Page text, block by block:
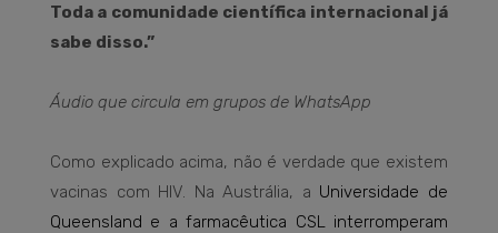
Toda a comunidade científica internacional já
sabe disso.”
Áudio que circula em grupos de WhatsApp
Como explicado acima, não é verdade que existem
vacinas com HIV. Na Austrália, a Universidade de
Queensland e a farmacêutica CSL interromperam